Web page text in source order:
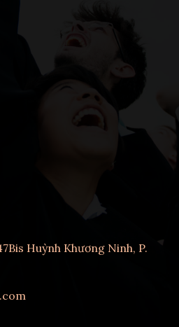
Huỳnh Khương Ninh, P.